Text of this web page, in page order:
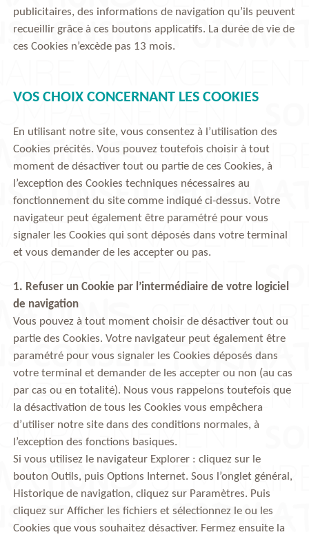
publicitaires, des informations de navigation qu’ils peuvent
recueillir grâce à ces boutons applicatifs. La durée de vie de
ces Cookies n’excède pas 13 mois.
VOS CHOIX CONCERNANT LES COOKIES
En utilisant notre site, vous consentez à l’utilisation des
Cookies précités. Vous pouvez toutefois choisir à tout
moment de désactiver tout ou partie de ces Cookies, à
l’exception des Cookies techniques nécessaires au
fonctionnement du site comme indiqué ci-dessus. Votre
navigateur peut également être paramétré pour vous
signaler les Cookies qui sont déposés dans votre terminal
et vous demander de les accepter ou pas.
1. Refuser un Cookie par l’intermédiaire de votre logiciel
de navigation
Vous pouvez à tout moment choisir de désactiver tout ou
partie des Cookies. Votre navigateur peut également être
paramétré pour vous signaler les Cookies déposés dans
votre terminal et demander de les accepter ou non (au cas
par cas ou en totalité). Nous vous rappelons toutefois que
la désactivation de tous les Cookies vous empêchera
d’utiliser notre site dans des conditions normales, à
l’exception des fonctions basiques.
Si vous utilisez le navigateur Explorer : cliquez sur le
bouton Outils, puis Options Internet. Sous l’onglet général,
Historique de navigation, cliquez sur Paramètres. Puis
cliquez sur Afficher les fichiers et sélectionnez le ou les
Cookies que vous souhaitez désactiver. Fermez ensuite la